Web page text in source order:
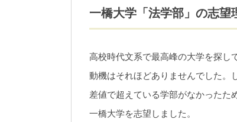
一橋大学「法学部」の志望
高校時代文系で最高峰の大学を探し
動機はそれほどありませんでした。
差値で超えている学部がなかったた
一橋大学を志望しました。